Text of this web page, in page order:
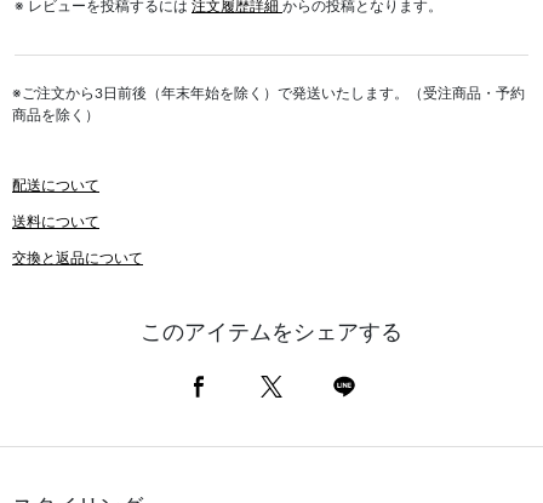
※ レビューを投稿するには 注文履歴詳細 からの投稿となります。
※ご注文から3日前後（年末年始を除く）で発送いたします。（受注商品・予約
商品を除く）
配送について
送料について
交換と返品について
このアイテムをシェアする